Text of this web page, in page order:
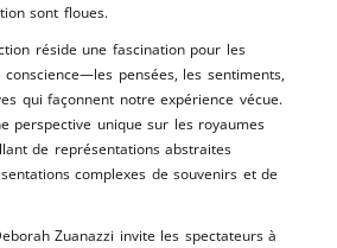
sont floues.
réside une fascination pour les
pensées, les sentiments,
qui façonnent notre expérience vécue.
perspective unique sur les royaumes
de représentations abstraites
complexes de souvenirs et de
Zuanazzi invite les spectateurs à